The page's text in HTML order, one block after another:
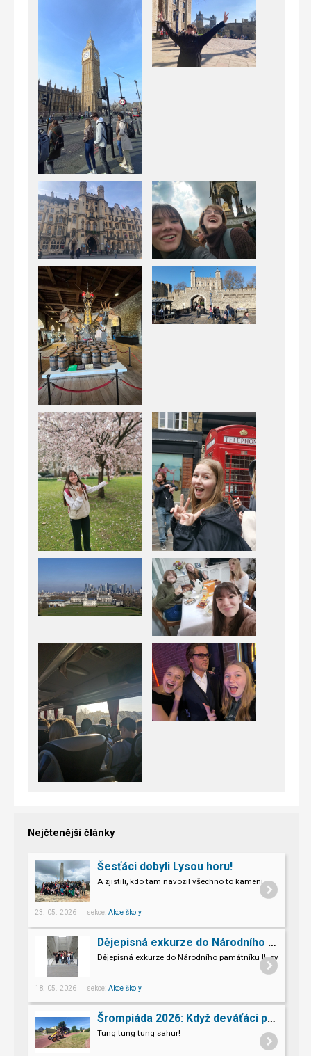
Nejčtenější články
Šesťáci dobyli Lysou horu!
A zjistili, kdo tam navozil všechno to kamení.
23. 05. 2026 sekce: Akce školy
Dějepisná exkurze do Národního památníku II. sv. války v Hrabyni
Dějepisná exkurze do Národního památníku II. světové
18. 05. 2026 sekce: Akce školy
Šrompiáda 2026: Když deváťáci převzali velení
Tung tung tung sahur!